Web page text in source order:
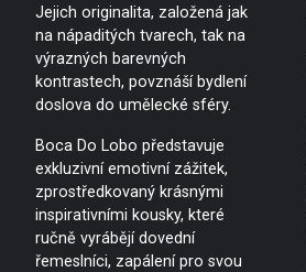
Jejich originalita, založená jak
na nápaditých tvarech, tak na
výrazných barevných
kontrastech, povznáší bydlení
doslova do umělecké sféry.
Boca Do Lobo představuje
exkluzivní emotivní zážitek,
zprostředkovaný krásnými
inspirativními kousky, které
ručně vyrábějí dovední
řemeslníci, zapálení pro svou